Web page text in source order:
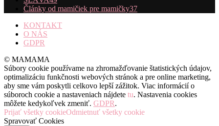
Články od mamičiek pre mamičky37
KONTAKT
O NÁS
GDPR
© MAMAMA
Súbory cookie používame na zhromažďovanie štatistických údajov,
optimalizáciu funkčnosti webových stránok a pre online marketing,
aby sme vám poskytli celkovo lepší zážitok. Viac informácií o
súboroch cookie a nastaveniach nájdete tu. Nastavenia cookies
môžete kedykoľvek zmeniť. GDPR.
Prijať všetky cookieOdmietnuť všetky cookie
Spravovať Cookies